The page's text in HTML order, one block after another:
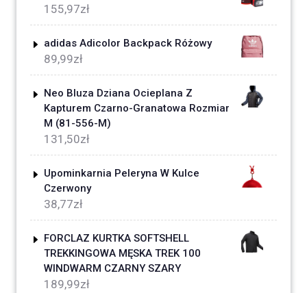
155,97zł
adidas Adicolor Backpack Różowy
89,99zł
Neo Bluza Dziana Ocieplana Z
Kapturem Czarno-Granatowa Rozmiar
M (81-556-M)
131,50zł
Upominkarnia Peleryna W Kulce
Czerwony
38,77zł
FORCLAZ KURTKA SOFTSHELL
TREKKINGOWA MĘSKA TREK 100
WINDWARM CZARNY SZARY
189,99zł